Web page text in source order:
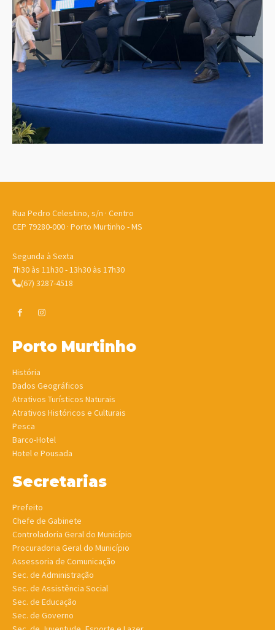
Rua Pedro Celestino, s/n · Centro
CEP 79280-000 · Porto Murtinho - MS
Segunda à Sexta
7h30 às 11h30 - 13h30 às 17h30
(67) 3287-4518
Porto Murtinho
História
Dados Geográficos
Atrativos Turísticos Naturais
Atrativos Históricos e Culturais
Pesca
Barco-Hotel
Hotel e Pousada
Secretarias
Prefeito
Chefe de Gabinete
Controladoria Geral do Município
Procuradoria Geral do Município
Assessoria de Comunicação
Sec. de Administração
Sec. de Assistência Social
Sec. de Educação
Sec. de Governo